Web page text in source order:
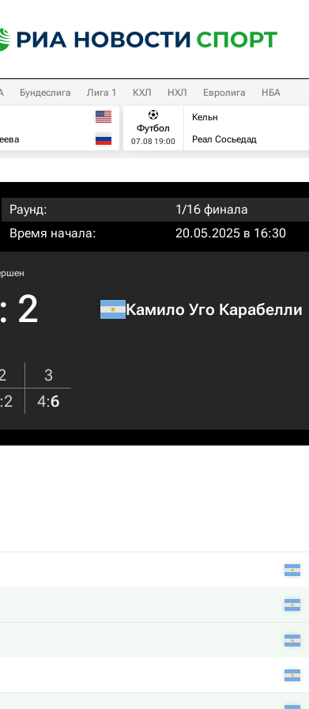
Бундеслига Лига 1 КХЛ НХЛ Евролига НБА
Футбол
07.08 19:00
Кельн
Реал Сосьедад
Раунд:
1/16 финала
Время начала:
20.05.2025 в 16:30
: 2 Камило Уго Карабелли
3
:2 4:6